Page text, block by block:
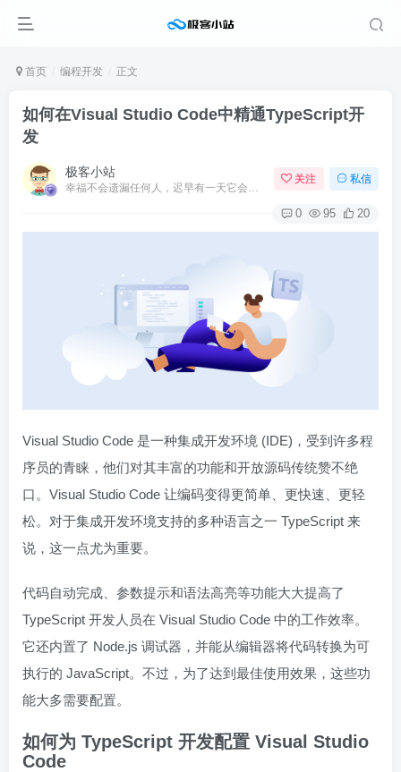
首页 编程开发 正文
如何在Visual Studio Code中精通TypeScript开
发
极客小站 关注 私信
0 95 20
Visual Studio Code 是一种集成开发环境 (IDE)，受到许多程
序员的青睐，他们对其丰富的功能和开放源码传统赞不绝
口。Visual Studio Code 让编码变得更简单、更快速、更轻
松。对于集成开发环境支持的多种语言之一 TypeScript 来
说，这一点尤为重要。
代码自动完成、参数提示和语法高亮等功能大大提高了
TypeScript 开发人员在 Visual Studio Code 中的工作效率。
它还内置了 Node.js 调试器，并能从编辑器将代码转换为可
执行的 JavaScript。不过，为了达到最佳使用效果，这些功
能大多需要配置。
如何为 TypeScript 开发配置 Visual Studio
Code